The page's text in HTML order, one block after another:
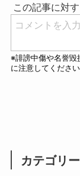
カテゴリー